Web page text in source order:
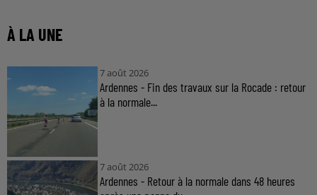
À LA UNE
7 août 2026
Ardennes - Fin des travaux sur la Rocade : retour
à la normale...
7 août 2026
Ardennes - Retour à la normale dans 48 heures